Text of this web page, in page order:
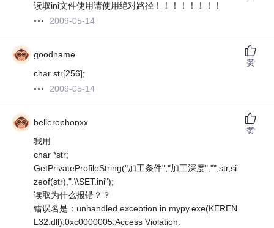
读取ini文件使用请使用绝对路径！！！！！！！！
2009-05-14
goodname
char str[256];
2009-05-14
赞
bellerophonxx
我用
char *str;
GetPrivateProfileString("加工条件","加工深度","",str,si
zeof(str),".\\SET.ini");
读取为什么报错？？
错误名是：unhandled exception in mypy.exe(KEREN
L32.dll):0xc0000005:Access Violation.
赞